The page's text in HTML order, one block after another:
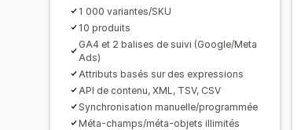
1 000 variantes/SKU
10 produits
GA4 et 2 balises de suivi (Google/Meta
Ads)
Attributs basés sur des expressions
API de contenu, XML, TSV, CSV
Synchronisation manuelle/programmée
Méta-champs/méta-objets illimités